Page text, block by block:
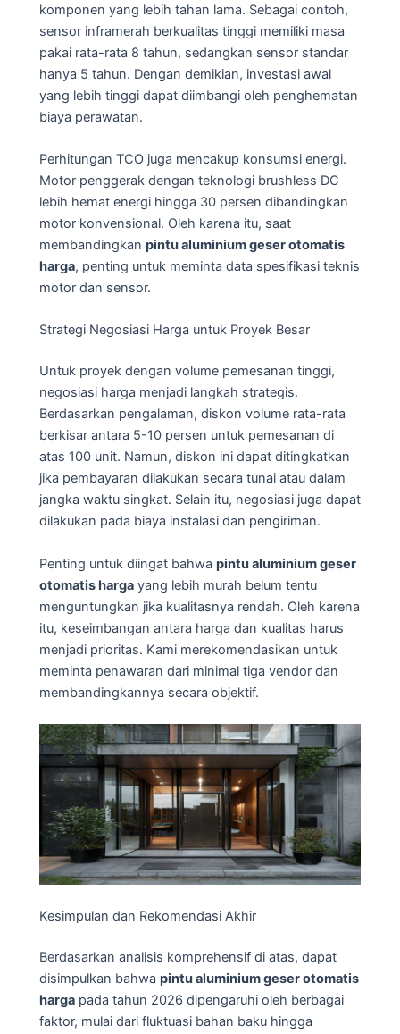
komponen yang lebih tahan lama. Sebagai contoh,
sensor inframerah berkualitas tinggi memiliki masa
pakai rata-rata 8 tahun, sedangkan sensor standar
hanya 5 tahun. Dengan demikian, investasi awal
yang lebih tinggi dapat diimbangi oleh penghematan
biaya perawatan.
Perhitungan TCO juga mencakup konsumsi energi.
Motor penggerak dengan teknologi brushless DC
lebih hemat energi hingga 30 persen dibandingkan
motor konvensional. Oleh karena itu, saat
membandingkan pintu aluminium geser otomatis
harga, penting untuk meminta data spesifikasi teknis
motor dan sensor.
Strategi Negosiasi Harga untuk Proyek Besar
Untuk proyek dengan volume pemesanan tinggi,
negosiasi harga menjadi langkah strategis.
Berdasarkan pengalaman, diskon volume rata-rata
berkisar antara 5-10 persen untuk pemesanan di
atas 100 unit. Namun, diskon ini dapat ditingkatkan
jika pembayaran dilakukan secara tunai atau dalam
jangka waktu singkat. Selain itu, negosiasi juga dapat
dilakukan pada biaya instalasi dan pengiriman.
Penting untuk diingat bahwa pintu aluminium geser
otomatis harga yang lebih murah belum tentu
menguntungkan jika kualitasnya rendah. Oleh karena
itu, keseimbangan antara harga dan kualitas harus
menjadi prioritas. Kami merekomendasikan untuk
meminta penawaran dari minimal tiga vendor dan
membandingkannya secara objektif.
Kesimpulan dan Rekomendasi Akhir
Berdasarkan analisis komprehensif di atas, dapat
disimpulkan bahwa pintu aluminium geser otomatis
harga pada tahun 2026 dipengaruhi oleh berbagai
faktor, mulai dari fluktuasi bahan baku hingga